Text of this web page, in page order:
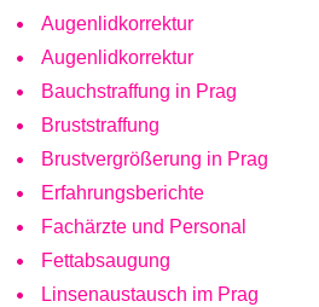
Augenlidkorrektur
Augenlidkorrektur
Bauchstraffung in Prag
Bruststraffung
Brustvergrößerung in Prag
Erfahrungsberichte
Fachärzte und Personal
Fettabsaugung
Linsenaustausch im Prag